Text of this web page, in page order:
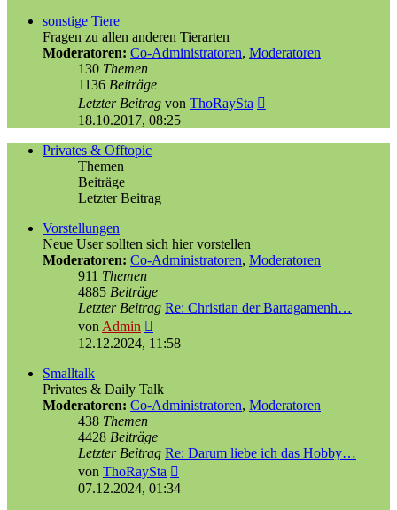
sonstige Tiere
Fragen zu allen anderen Tierarten
Moderatoren: Co-Administratoren, Moderatoren
130 Themen
1136 Beiträge
Letzter Beitrag von ThoRaySta
18.10.2017, 08:25
Privates & Offtopic
Themen
Beiträge
Letzter Beitrag
Vorstellungen
Neue User sollten sich hier vorstellen
Moderatoren: Co-Administratoren, Moderatoren
911 Themen
4885 Beiträge
Letzter Beitrag Re: Christian der Bartagamenh…
von Admin
Beitrag
12.12.2024, 11:58
Smalltalk
Privates & Daily Talk
Moderatoren: Co-Administratoren, Moderatoren
438 Themen
4428 Beiträge
Letzter Beitrag Re: Darum liebe ich das Hobby…
von ThoRaySta
Beitrag
07.12.2024, 01:34